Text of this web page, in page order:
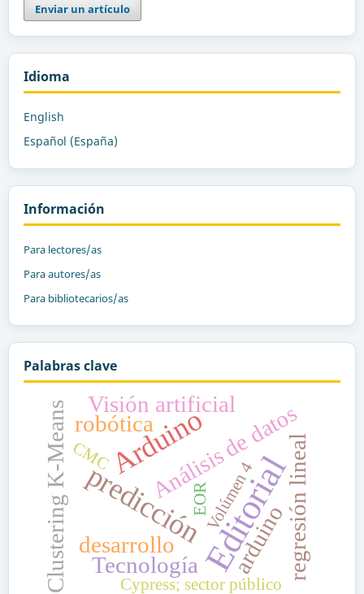
Enviar un artículo
Idioma
English
Español (España)
Información
Para lectores/as
Para autores/as
Para bibliotecarios/as
Palabras clave
Editorial
Arduino
predicción
Tecnología
Clustering K-Means Visión artificial
robóticaAnálisis de datos
arduino
desarrollo regresión lineal
Volúmen 4
Cypress; sector público
CMC
EOR